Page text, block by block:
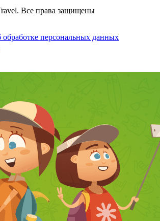
Все права защищены
персональных данных